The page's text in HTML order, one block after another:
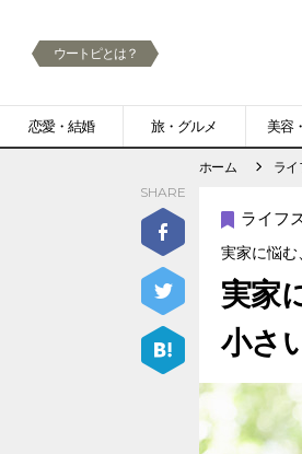
恋愛・結婚 旅・グルメ 美容
ウートピとは？
ホーム ライ
ライフ
実家に悩む
実家
小さ
SHARE